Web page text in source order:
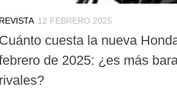
REVISTA 12 FEBRERO 2025
Cuánto cuesta la nueva
de 2025: ¿es más
rivales?